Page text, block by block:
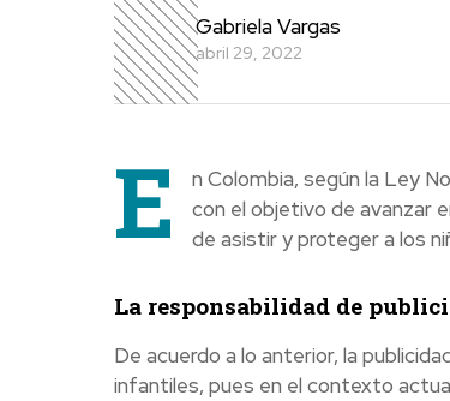
Gabriela Vargas
abril 29, 2022
E
n Colombia, según la Ley
con el objetivo de avanzar
de asistir y proteger a los
La responsabilidad de
De acuerdo a lo anterior, la
infantiles, pues en el contexto